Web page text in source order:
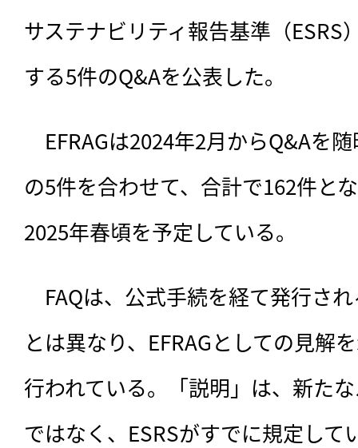
サステナビリティ報告基準（ESRS
する5件のQ&Aを公表した。
EFRAGは2024年2月からQ&Aを
の5件を合わせて、合計で162件と
2025年春頃を予定している。
FAQは、公式手続を経て発行さ
とは異なり、EFRAGとしての見解
行われている。「説明」は、新た
ではなく、ESRSがすでに規定して